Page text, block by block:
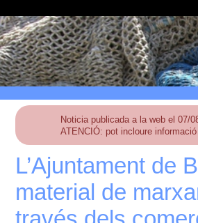
Noticia publicada a la web el 07/
ATENCIÓ: pot incloure
L’Ajuntament de
material de